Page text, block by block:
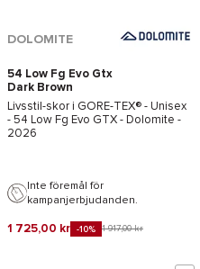
DOLOMITE
54 Low Fg Evo Gtx
Dark Brown
Livsstil-skor i GORE-TEX® - Unisex
- 54 Low Fg Evo GTX - Dolomite -
2026
Inte föremål för
kampanjerbjudanden.
1 725,00 kr -10% 1 917,00 kr